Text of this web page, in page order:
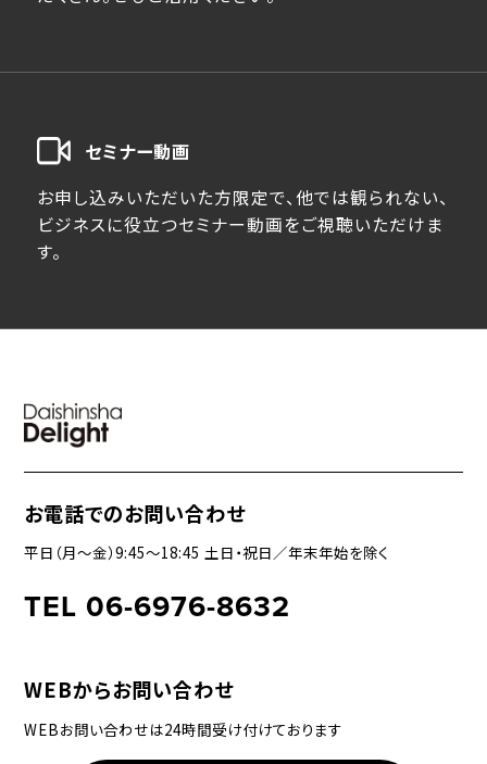
セミナー動画
お申し込みいただいた方限定で、他では観られない、
ビジネスに役立つセミナー動画をご視聴いただけま
す。
お電話でのお問い合わせ
平日（月〜金）9:45〜18:45 土日・祝日／年末年始を除く
TEL 06-6976-8632
WEBからお問い合わせ
WEBお問い合わせは24時間受け付けております